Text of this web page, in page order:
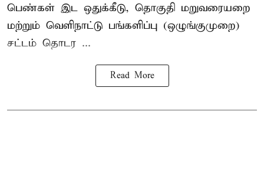
பெண்கள் இட ஒதுக்கீடு, தொகுதி மறுவரையறை
மற்றும் வெளிநாட்டு பங்களிப்பு (ஒழுங்குமுறை)
சட்டம் தொடர ...
Read More